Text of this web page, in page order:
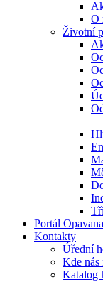
O
Životní
Portál Opavana
Kontakty
Úřední
Kde nás
Katalog